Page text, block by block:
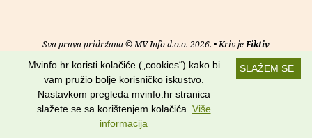
Sva prava pridržana © MV Info d.o.o. 2026. • Kriv jeFiktiv
O nama• Pomoć• Uvjeti korištenja•RSS kanali
Potraži nas na:
SLAŽEM SE
Mvinfo.hr koristi kolačiće („cookies“) kako bi
vam pružio bolje korisničko iskustvo.
Nastavkom pregleda mvinfo.hr stranica
slažete se sa korištenjem kolačića. Više
informacija